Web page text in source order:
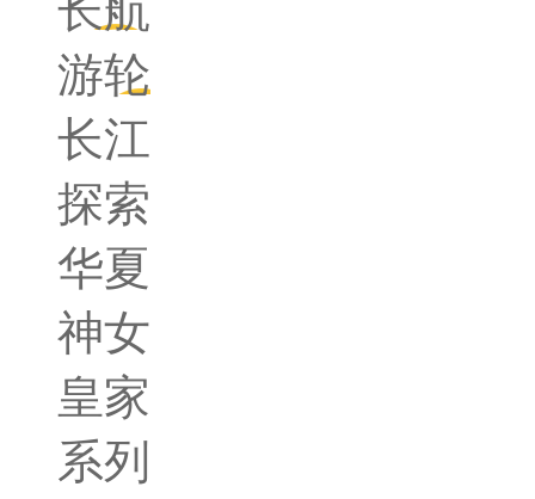
游轮
长江
探索
华夏
神女
皇家
系列